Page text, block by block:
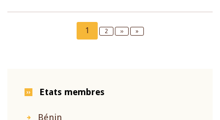
Current
page
1 Page
2
Next
››
Last
»
Etats membres
Bénin